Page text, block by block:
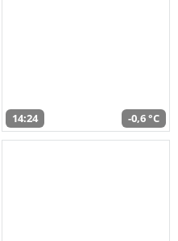
14:24 -0,6 °C